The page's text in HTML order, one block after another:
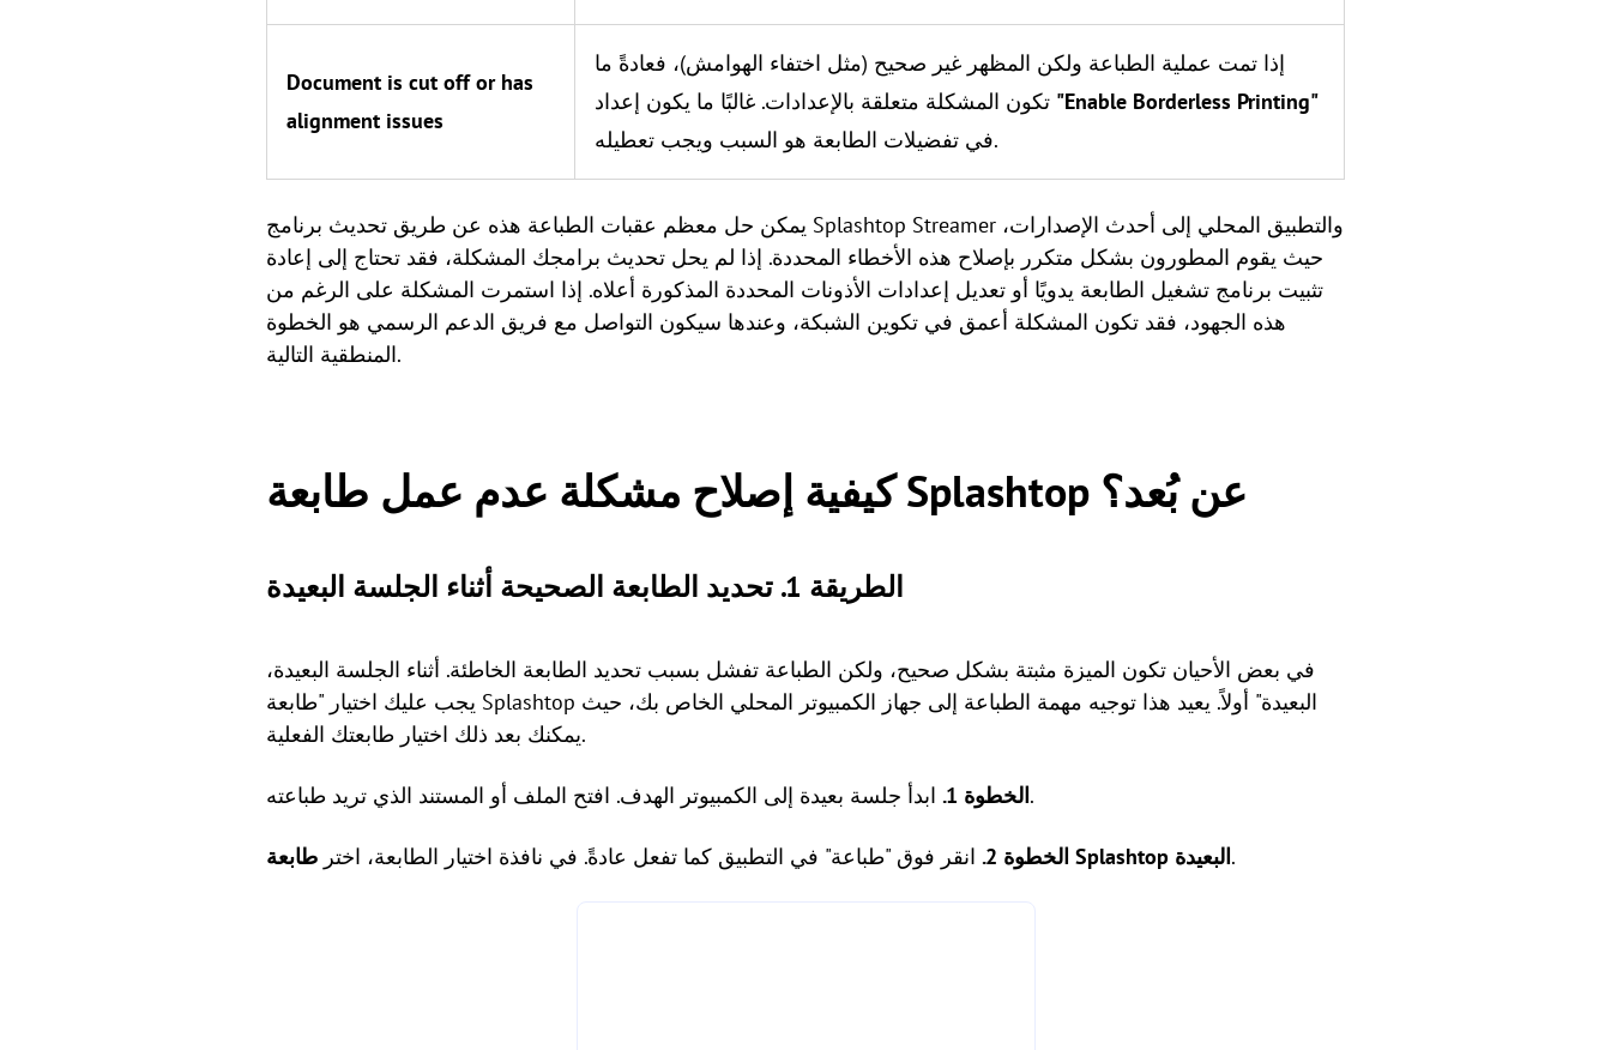
Document is cut off or has
alignment issues
إذا تمت عملية الطباعة ولكن المظهر غير صحيح (مثل اختفاء الهوامش)، فعادةً ما
"Enable Borderless Printing"
في تفضيلات الطابعة هو السبب ويجب تعطيله.
يمكن حل معظم عقبات الطباعة هذه عن طريق تحديث برنامج Splashtop Streamer والتطبيق المحلي إلى أحدث الإصدارات،
حيث يقوم المطورون بشكل متكرر بإصلاح هذه الأخطاء المحددة. إذا لم يحل تحديث برامجك المشكلة، فقد تحتاج إلى إعادة
تثبيت برنامج تشغيل الطابعة يدويًا أو تعديل إعدادات الأذونات المحددة المذكورة أعلاه. إذا استمرت المشكلة على الرغم من
هذه الجهود، فقد تكون المشكلة أعمق في تكوين الشبكة، وعندها سيكون التواصل مع فريق الدعم الرسمي هو الخطوة
المنطقية التالية.
كيفية إصلاح مشكلة عدم عمل طابعة Splashtop عن بُعد؟
الطريقة 1. تحديد الطابعة الصحيحة أثناء الجلسة البعيدة
في بعض الأحيان تكون الميزة مثبتة بشكل صحيح، ولكن الطباعة تفشل بسبب تحديد الطابعة الخاطئة. أثناء الجلسة البعيدة،
يجب عليك اختيار "طابعة Splashtop البعيدة" أولاً. يعيد هذا توجيه مهمة الطباعة إلى جهاز الكمبيوتر المحلي الخاص بك، حيث
يمكنك بعد ذلك اختيار طابعتك الفعلية.
الخطوة 1.ابدأ جلسة بعيدة إلى الكمبيوتر الهدف. افتح الملف أو المستند الذي تريد طباعته.
الخطوة 2. انقر فوق "طباعة" في التطبيق كما تفعل عادةً. في نافذة اختيار الطابعة، اختر طابعة Splashtop البعيدة.